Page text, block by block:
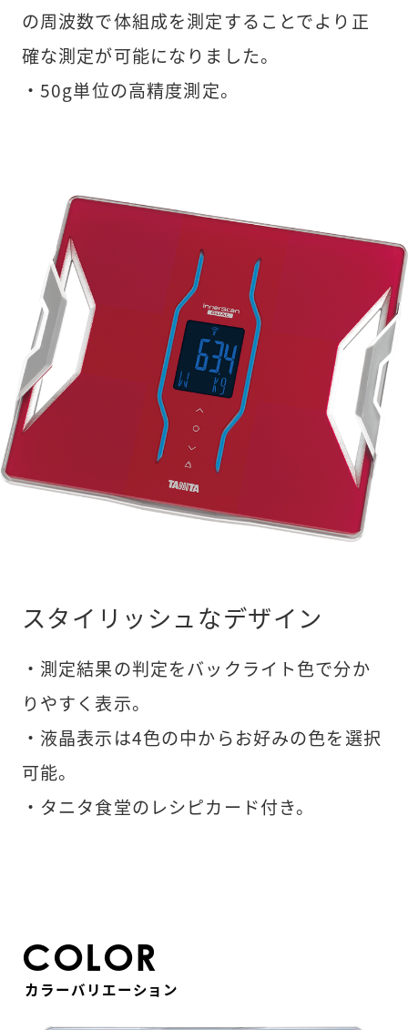
の周波数で体組成を測定することでより正
確な測定が可能になりました。
・50g単位の高精度測定。
スタイリッシュなデザイン
・測定結果の判定をバックライト色で分か
りやすく表示。
・液晶表示は4色の中からお好みの色を選択
可能。
・タニタ食堂のレシピカード付き。
COLOR
カラーバリエーション